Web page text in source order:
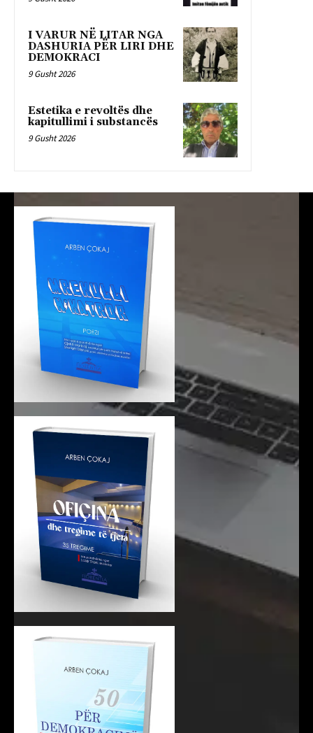
I VARUR NË LITAR NGA
DASHURIA PËR LIRI DHE
DEMOKRACI
9 Gusht 2026
Estetika e revoltës dhe
kapitullimi i substancës
9 Gusht 2026